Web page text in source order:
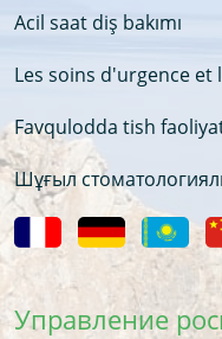
Acil saat diş bakımı
Les soins d'urgence
Favqulodda tish
Шұғыл
Управление